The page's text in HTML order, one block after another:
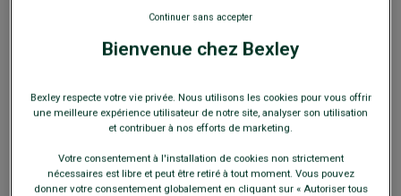
3 paires de lacets pour chaussures ville - Rouge,
Gris et Rose
6,00 €
Bienvenue chez Bexley
Bexley respecte votre vie privée. Nous utilisons les cookies pour vous offrir
une meilleure expérience utilisateur de notre site, analyser son utilisation
et contribuer à nos efforts de marketing.
Votre consentement à l'installation de cookies non strictement
nécessaires est libre et peut être retiré à tout moment. Vous pouvez
donner votre consentement globalement en cliquant sur « Autoriser tous
Continuer sans accepter